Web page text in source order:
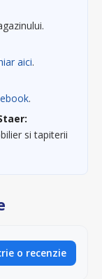
aici.
.
si tapiterii
o recenzie